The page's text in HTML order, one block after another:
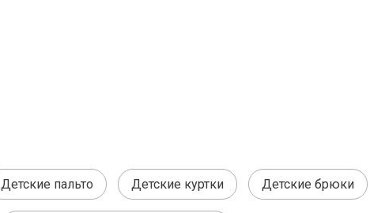
Детские пальто Детские куртки Детские брюки